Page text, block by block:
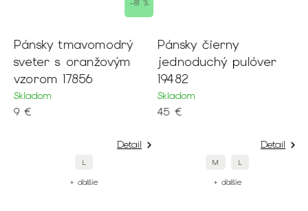
–81 %
Pánsky tmavomodrý
sveter s oranžovým
vzorom 17856
Skladom
9 €
Detail
L
+ ďalšie
Pánsky čierny
jednoduchý pulóver
19482
Skladom
45 €
Detail
M L
+ ďalšie